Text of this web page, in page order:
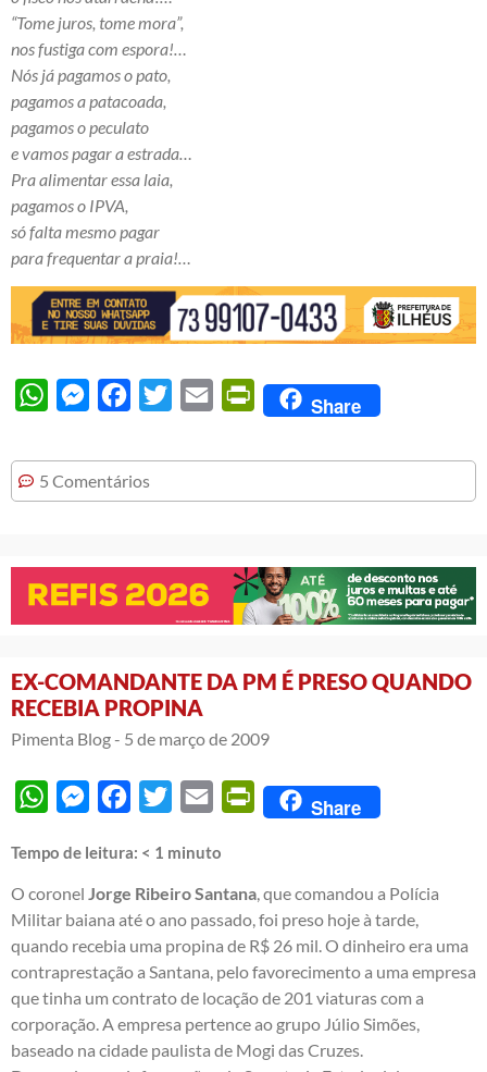
“Tome juros, tome mora”,
nos fustiga com espora!…
Nós já pagamos o pato,
pagamos a patacoada,
pagamos o peculato
e vamos pagar a estrada…
Pra alimentar essa laia,
pagamos o IPVA,
só falta mesmo pagar
para frequentar a praia!…
WhatsAppMessengerFacebook
Twitter Email PrintFriendly
Share
5 Comentários
EX-COMANDANTE DA PM É PRESO QUANDO
RECEBIA PROPINA
Pimenta Blog - 5 de março de 2009
WhatsAppMessengerFacebook
Twitter Email PrintFriendly
Share
Tempo de leitura: < 1 minuto
O coronel Jorge Ribeiro Santana, que comandou a Polícia
Militar baiana até o ano passado, foi preso hoje à tarde,
quando recebia uma propina de R$ 26 mil. O dinheiro era uma
contraprestação a Santana, pelo favorecimento a uma empresa
que tinha um contrato de locação de 201 viaturas com a
corporação. A empresa pertence ao grupo Júlio Simões,
baseado na cidade paulista de Mogi das Cruzes.